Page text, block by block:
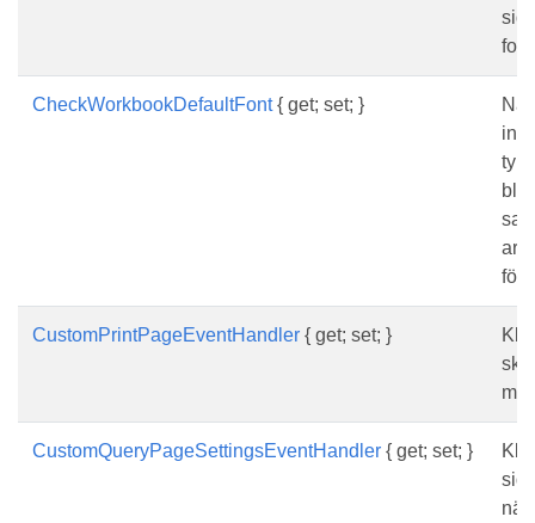
CheckWorkbookDefaultFont{ get; set; }
för
CustomPrintPageEventHandler { get; set; }
CustomQueryPageSettingsEventHandler { get; set; }
när